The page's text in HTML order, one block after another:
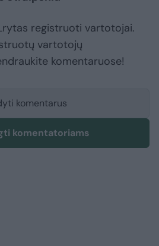
registruoti vartotojai.
vartotojų
komentaruose!
komentarus
komentatoriams